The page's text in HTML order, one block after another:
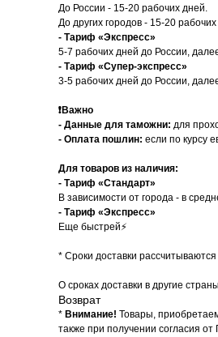
До России - 15-20 рабочих дней.
До других городов - 15-20
- Тариф «Экспресс»
5-7 рабочих дней до России,
- Тариф «Супер-экспресс»
3-5 рабочих дней до России,
❗️Важно
- Данные для таможни: для
- Оплата пошлин: если по курсу
Для товаров из наличия:
- Тариф «Стандарт»
В зависимости от города - в
- Тариф «Экспресс»
Еще быстрей⚡
* Cроки доставки
О сроках доставки в другие
Возврат
* Внимание! Товары,
также при получении согласия